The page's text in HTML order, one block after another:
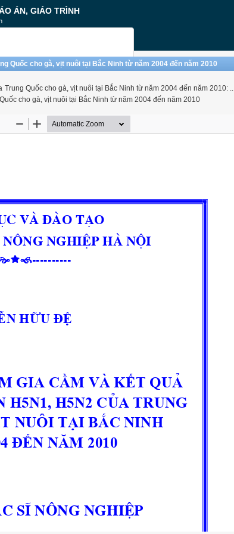
ÁN, GIÁO TRÌNH
Quốc cho gà, vịt nuôi tại Bắc Ninh từ năm 2004 đến năm 2010
Quốc cho gà, vịt nuôi tại Bắc Ninh từ năm 2004 đến năm 2010:
cho gà, vịt nuôi tại Bắc Ninh từ năm 2004 đến năm 2010